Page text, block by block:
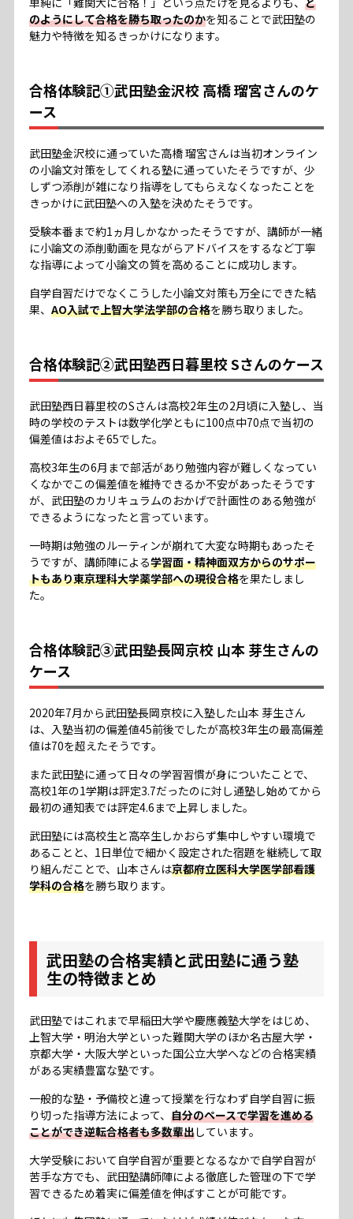
のようにして合格を勝ち取ったのかを知ることで武田塾の
魅力や特徴を知るきっかけになります。
合格体験記①武田塾金沢校 高橋 瑠宮さんのケ
ース
武田塾金沢校に通っていた高橋 瑠宮さんは当初オンライン
の小論文対策をしてくれる塾に通っていたそうですが、少
しずつ添削が雑になり指導をしてもらえなくなったことを
きっかけに武田塾への入塾を決めたそうです。
受験本番まで約1ヵ月しかなかったそうですが、講師が一緒
に小論文の添削動画を見ながらアドバイスをするなど丁寧
な指導によって小論文の質を高めることに成功します。
自学自習だけでなくこうした小論文対策も万全にできた結
果、 AO入試で上智大学法学部の合格を勝ち取りました。
合格体験記②武田塾西日暮里校 Sさんのケース
武田塾西日暮里校のSさんは高校2年生の2月頃に入塾し、当
時の学校のテストは数学化学ともに100点中70点で当初の
偏差値はおよそ65でした。
高校3年生の6月まで部活があり勉強内容が難しくなってい
くなかでこの偏差値を維持できるか不安があったそうです
が、武田塾のカリキュラムのおかげで計画性のある勉強が
できるようになったと言っています。
一時期は勉強のルーティンが崩れて大変な時期もあったそ
うですが、講師陣による学習面・精神面双方からのサポー
トもあり東京理科大学薬学部への現役合格を果たしまし
た。
合格体験記③武田塾長岡京校 山本 芽生さんの
ケース
2020年7月から武田塾長岡京校に入塾した山本 芽生さん
は、入塾当初の偏差値45前後でしたが高校3年生の最高偏差
値は70を超えたそうです。
また武田塾に通って日々の学習習慣が身についたことで、
高校1年の1学期は評定3.7だったのに対し通塾し始めてから
最初の通知表では評定4.6まで上昇しました。
武田塾には高校生と高卒生しかおらず集中しやすい環境で
あることと、1日単位で細かく設定された宿題を継続して取
り組んだことで、山本さんは京都府立医科大学医学部看護
学科の合格を勝ち取ります。
武田塾の合格実績と武田塾に通う塾
生の特徴まとめ
武田塾ではこれまで早稲田大学や慶應義塾大学をはじめ、
上智大学・明治大学といった難関大学のほか名古屋大学・
京都大学・大阪大学といった国公立大学へなどの合格実績
がある実績豊富な塾です。
一般的な塾・予備校と違って授業を行なわず自学自習に振
り切った指導方法によって、 自分のペースで学習を進める
ことができ逆転合格者も多数輩出しています。
大学受験において自学自習が重要となるなかで自学自習が
苦手な方でも、武田塾講師陣による徹底した管理の下で学
習できるため着実に偏差値を伸ばすことが可能です。